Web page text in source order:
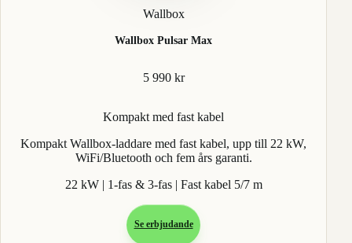
Wallbox
Wallbox Pulsar Max
5 990 kr
Kompakt med fast kabel
Kompakt Wallbox-laddare med fast kabel, upp till 22 kW,
WiFi/Bluetooth och fem års garanti.
22 kW | 1-fas & 3-fas | Fast kabel 5/7 m
Se erbjudande